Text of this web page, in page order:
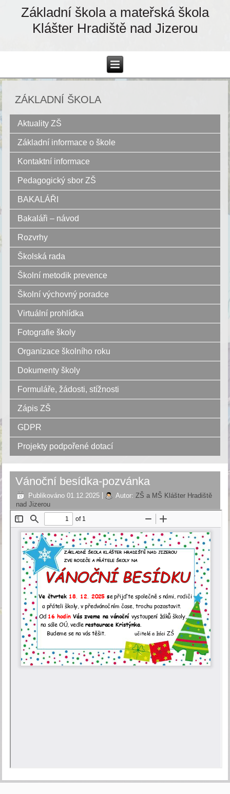
Základní škola a mateřská škola
Klášter Hradiště nad Jizerou
ZÁKLADNÍ ŠKOLA
Aktuality ZŠ
Základní informace o škole
Kontaktní informace
Pedagogický sbor ZŠ
BAKALÁŘI
Bakaláři – návod
Rozvrhy
Školská rada
Školní metodik prevence
Školní výchovný poradce
Virtuální prohlídka
Fotografie školy
Organizace školního roku
Dokumenty školy
Formuláře, žádosti, stížnosti
Zápis ZŠ
GDPR
Projekty podpořené dotací
Vánoční besídka-pozvánka
Publikováno 01.12.2025 Autor: ZŠ a MŠ Klášter Hradiště
nad Jizerou